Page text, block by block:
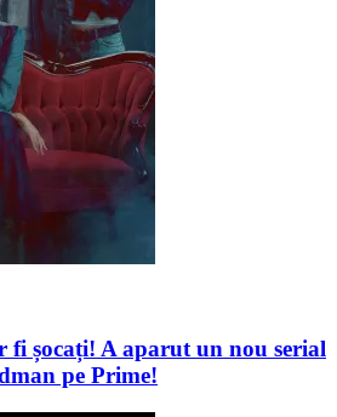
fi șocați! A aparut un nou serial
pe Prime!